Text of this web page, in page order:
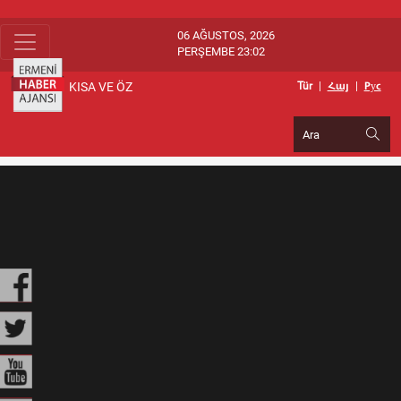
06 AĞUSTOS, 2026
PERŞEMBE 23:02
Tür Հայ Pуc
KISA VE ÖZ